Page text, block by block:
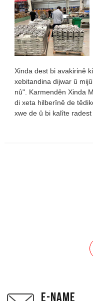
Xinda dest bi avakirinê
xebitandina dijwar û
nû". Karmendên Xinda
di xeta hilberînê de
xwe de û bi kalîte radest
E-NAME